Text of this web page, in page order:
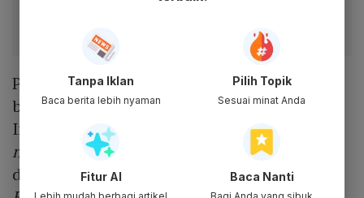
Perseroan terus berupaya menjadi katalis
bagi transisi menuju energi berkelanjutan di
Indonesia melalui ambisi mencapai
neutrality
pada 2030. Hal ini diwujudkan
dengan terus menerapkan prinsip-prinsip
Tanpa Iklan
Baca berita lebih nyaman
Pilih Topik
Sesuai minat Anda
Fitur AI Baca Nanti